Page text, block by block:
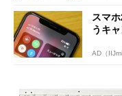
スマ
うキ
AD（